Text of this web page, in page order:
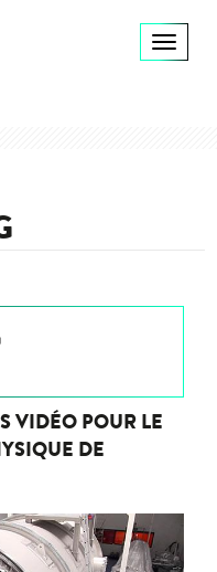
VIDÉO POUR LE
DE